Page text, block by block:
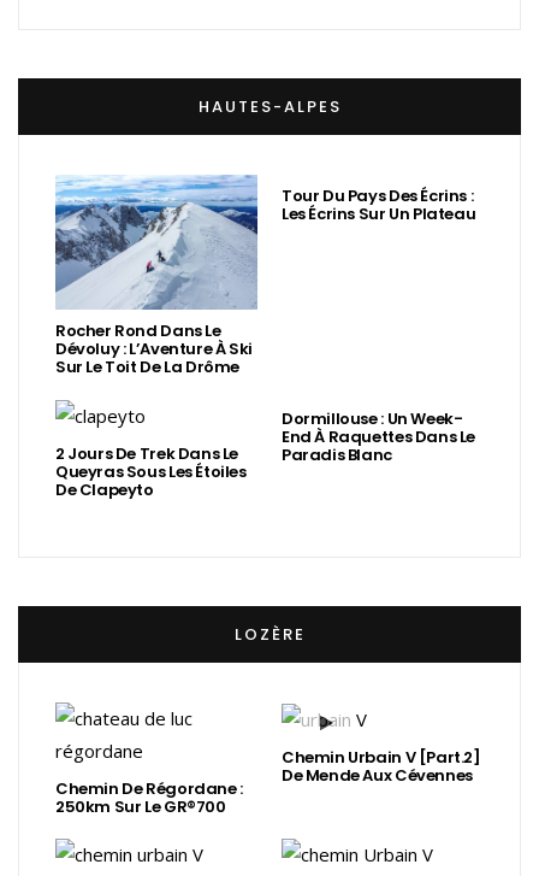
HAUTES-ALPES
Rocher Rond Dans Le
Dévoluy : L’Aventure À Ski
Sur Le Toit De La Drôme
Tour Du Pays Des Écrins :
Les Écrins Sur Un Plateau
2 Jours De Trek Dans Le
Queyras Sous Les Étoiles
De Clapeyto
Dormillouse : Un Week-
End À Raquettes Dans Le
Paradis Blanc
LOZÈRE
Chemin De Régordane :
250km Sur Le GR®700
Chemin Urbain V [Part.2]
De Mende Aux Cévennes